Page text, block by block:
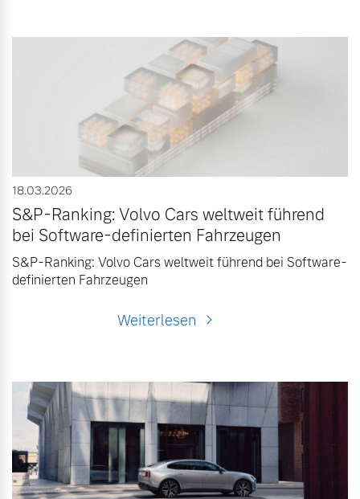
18.03.2026
S&P-Ranking: Volvo Cars weltweit führend
bei Software-definierten Fahrzeugen
S&P-Ranking: Volvo Cars weltweit führend bei Software-
definierten Fahrzeugen
Weiterlesen